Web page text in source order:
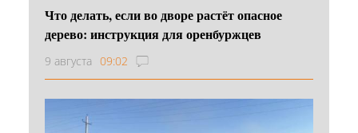
Что делать, если во дворе растёт опасное
дерево: инструкция для оренбуржцев
9 августа 09:02